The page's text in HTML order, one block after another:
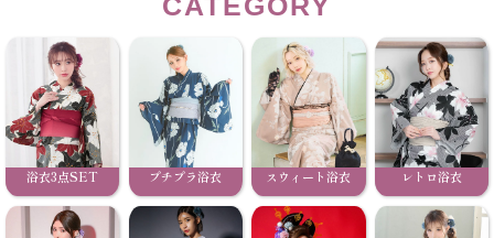
浴衣3点SET プチプラ浴衣 スウィート浴衣 レトロ浴衣